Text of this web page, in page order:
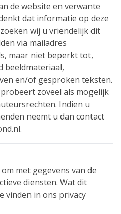
de website en verwante
dat informatie op deze
wij u vriendelijk dit
via mailadres
maar niet beperkt tot,
beeldmateriaal,
en/of gesproken teksten.
zoveel als mogelijk
Indien u
neemt u dan contact
met gegevens van de
diensten. Wat dit
vinden in ons privacy